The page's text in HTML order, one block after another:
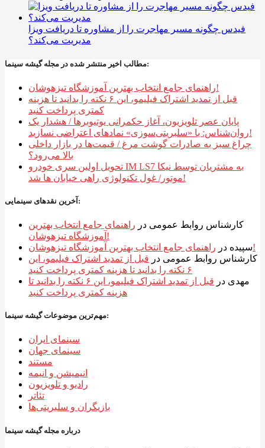
فیدس چگونه مسیر مهاجرت را از مشاوره تا دریافت ویزا
مدیریت می‌کند؟
مطالب اخیر منتشر شده در مجله گیشه سینما:
راهنمای جامع انتخاب بهترین آموزشگاه تیزهوشان!
قبل از تمدید اشتراک فیلیمو، این ۶ نکته را بدانید تا هزینه
کمتری پرداخت کنید
پایان عصر تلویزیون، آغاز حکمرانی یوتیوبرها / هشدار یک
روان‌شناس: با «سلبریتی‌سوزی» نمادهای اعتراضی نسازید!
چراغ سبز به صادرات گوشت مرغ / قیمت‌ها در بازار داخلی
بالا می‌رود؟
تحویل اولین سری خودرو IM LS7 به مشتریان توسط نیکا
موتور/ غول تکنولوژی راهی خیابان ها شد!
آخرین نقدهای سینمایی:
کارشناس روابط عمومی در راهنمای جامع انتخاب بهترین
آموزشگاه تیزهوشان!
سپیده در
راهنمای جامع انتخاب بهترین آموزشگاه تیزهوشان!
کارشناس روابط عمومی در قبل از تمدید اشتراک فیلیمو، این
۶ نکته را بدانید تا هزینه کمتری پرداخت کنید
مهدی در
قبل از تمدید اشتراک فیلیمو، این ۶ نکته را بدانید تا
هزینه کمتری پرداخت کنید
مهم‌ترین موضوعات گیشه سینما:
سینمای ایران
سینمای جهان
مستند
انیمیشن و انیمه
رادیو و تلویزیون
تئاتر
بازیگران و سلبریتی‌ها
درباره مجله گیشه سینما